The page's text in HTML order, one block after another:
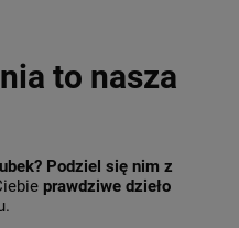
to nasza
Podziel się nim z
prawdziwe dzieło